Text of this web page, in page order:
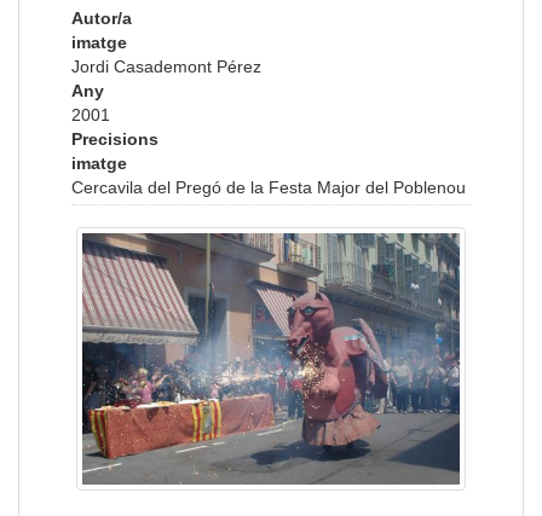
Autor/a
imatge
Jordi Casademont Pérez
Any
2001
Precisions
imatge
Cercavila del Pregó de la Festa Major del Poblenou